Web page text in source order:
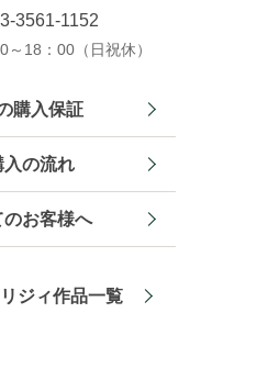
3561-1152
18：00（日祝休）
購入保証
入の流れ
のお客様へ
ジィ作品一覧